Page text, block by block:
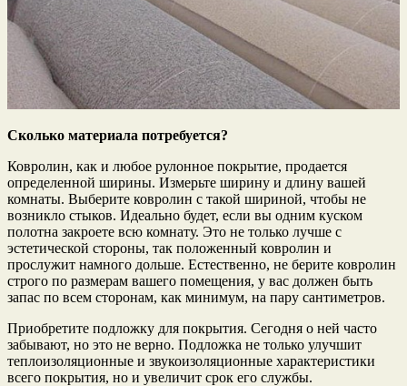
Сколько материала потребуется?
Ковролин, как и любое рулонное покрытие, продается
определенной ширины. Измерьте ширину и длину вашей
комнаты. Выберите ковролин с такой шириной, чтобы не
возникло стыков. Идеально будет, если вы одним куском
полотна закроете всю комнату. Это не только лучше с
эстетической стороны, так положенный ковролин и
прослужит намного дольше. Естественно, не берите ковролин
строго по размерам вашего помещения, у вас должен быть
запас по всем сторонам, как минимум, на пару сантиметров.
Приобретите подложку для покрытия. Сегодня о ней часто
забывают, но это не верно. Подложка не только улучшит
теплоизоляционные и звукоизоляционные характеристики
всего покрытия, но и увеличит срок его службы.